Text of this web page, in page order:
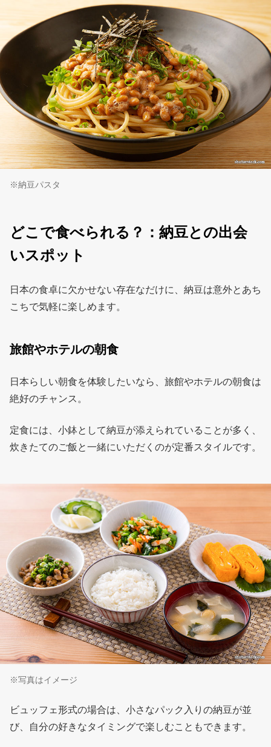
※納豆パスタ
どこで食べられる？：納豆との出会
いスポット
日本の食卓に欠かせない存在なだけに、納豆は意外とあち
こちで気軽に楽しめます。
旅館やホテルの朝食
日本らしい朝食を体験したいなら、旅館やホテルの朝食は
絶好のチャンス。
定食には、小鉢として納豆が添えられていることが多く、
炊きたてのご飯と一緒にいただくのが定番スタイルです。
※写真はイメージ
ビュッフェ形式の場合は、小さなパック入りの納豆が並
び、自分の好きなタイミングで楽しむこともできます。